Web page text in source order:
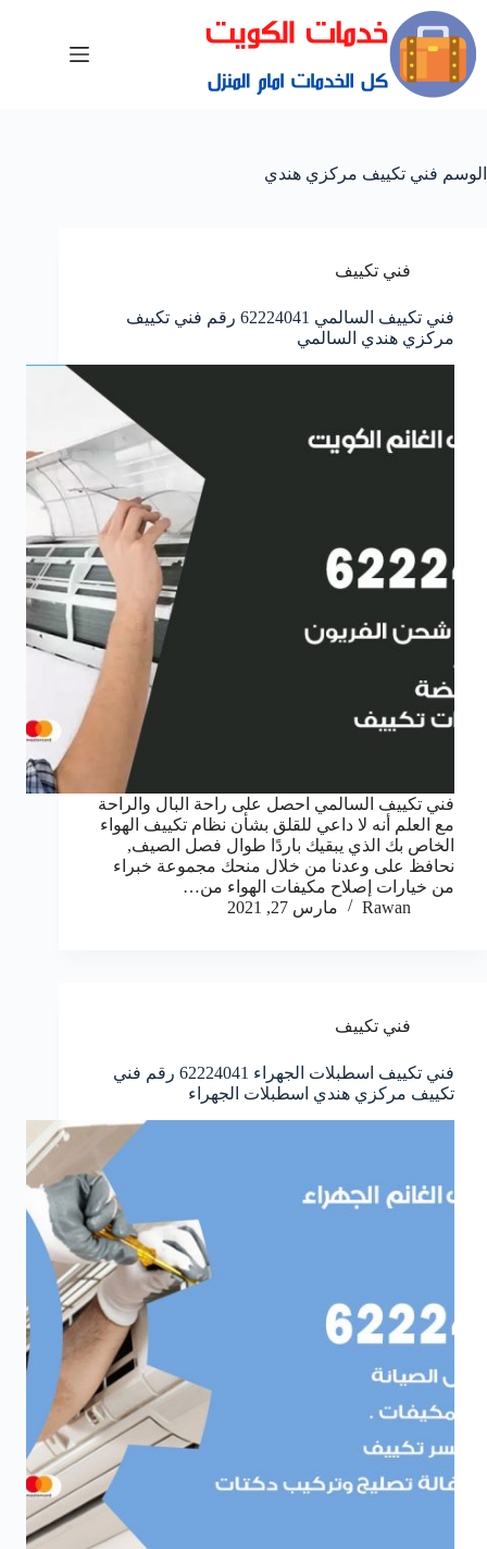
الوسم فني تكييف مركزي هندي
فني تكييف
فني تكييف السالمي 62224041 رقم فني تكييف
مركزي هندي السالمي
فني تكييف السالمي احصل على راحة البال والراحة
مع العلم أنه لا داعي للقلق بشأن نظام تكييف الهواء
الخاص بك الذي يبقيك باردًا طوال فصل الصيف,
نحافظ على وعدنا من خلال منحك مجموعة خبراء
من خيارات إصلاح مكيفات الهواء من…
Rawan
مارس 27, 2021
فني تكييف
فني تكييف اسطبلات الجهراء 62224041 رقم فني
تكييف مركزي هندي اسطبلات الجهراء